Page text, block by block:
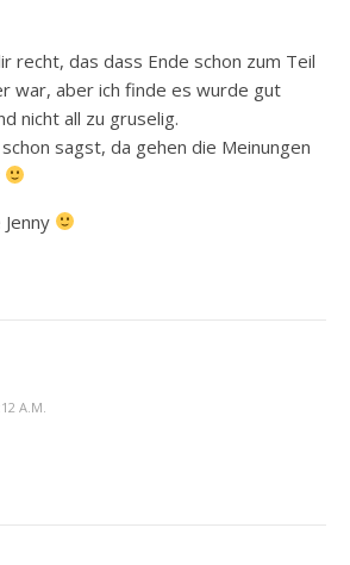
recht, das dass Ende schon zum Teil
war, aber ich finde es wurde gut
nicht all zu gruselig.
sagst, da gehen die Meinungen
A.M.